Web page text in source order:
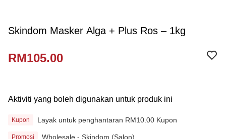
Skindom Masker Alga + Plus Ros – 1kg
RM105.00
Aktiviti yang boleh digunakan untuk produk ini
Kupon Layak untuk penghantaran RM10.00 Kupon
Promosi Wholesale - Skindom (Salon)